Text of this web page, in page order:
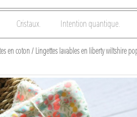
Cristaux. Intention quantique.
en coton / Lingettes lavables en liberty wiltshire